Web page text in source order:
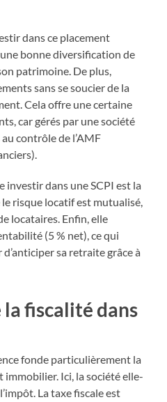
dans ce placement
bonne diversification de
patrimoine. De plus,
sans se soucier de la
Cela offre une certaine
car gérés par une société
contrôle de l’AMF
investir dans une SCPI est la
risque locatif est mutualisé,
locataires. Enfin, elle
(5 % net), ce qui
sa retraite grâce à
la fiscalité dans
fonde particulièrement la
immobilier. Ici, la société elle-
La taxe fiscale est